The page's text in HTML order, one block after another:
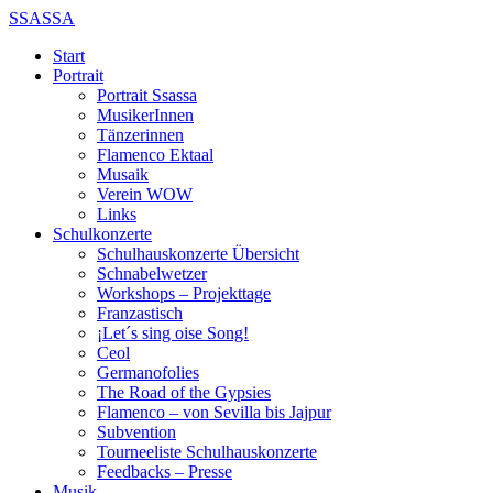
SSASSA
Start
Portrait
Portrait Ssassa
MusikerInnen
Tänzerinnen
Flamenco Ektaal
Musaik
Verein WOW
Links
Schulkonzerte
Schulhauskonzerte Übersicht
Schnabelwetzer
Workshops – Projekttage
Franzastisch
¡Let´s sing oise Song!
Ceol
Germanofolies
The Road of the Gypsies
Flamenco – von Sevilla bis Jajpur
Subvention
Tourneeliste Schulhauskonzerte
Feedbacks – Presse